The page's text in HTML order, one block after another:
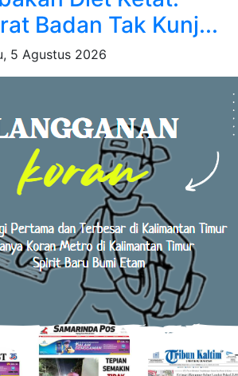
Badan Tak Kunj...
5 Agustus 2026